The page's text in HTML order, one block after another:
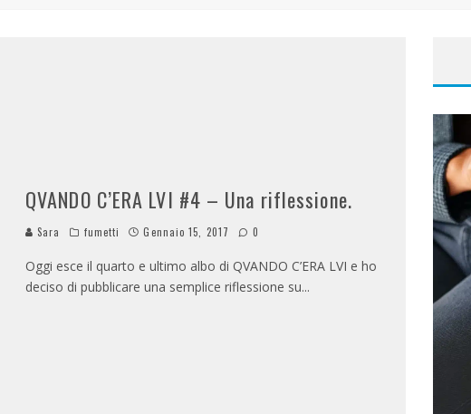
QVANDO C’ERA LVI #4 – Una riflessione.
Sara fumetti Gennaio 15, 2017 0
Oggi esce il quarto e ultimo albo di QVANDO C’ERA LVI e ho
deciso di pubblicare una semplice riflessione su...